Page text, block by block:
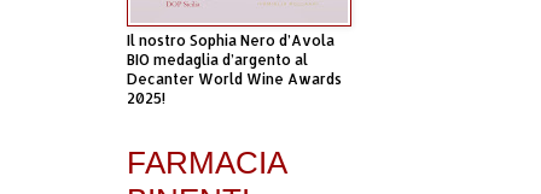
Il nostro Sophia Nero d’Avola
BIO medaglia d’argento al
Decanter World Wine Awards
2025!
FARMACIA